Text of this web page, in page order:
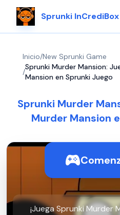
Sprunki InCrediBox
Inicio/New Sprunki Game
/
Sprunki Murder Mansion:
Mansion en Sprunki Juego
Sprunki Murder
Murder Mansion
¡Juega Sprunki Murder